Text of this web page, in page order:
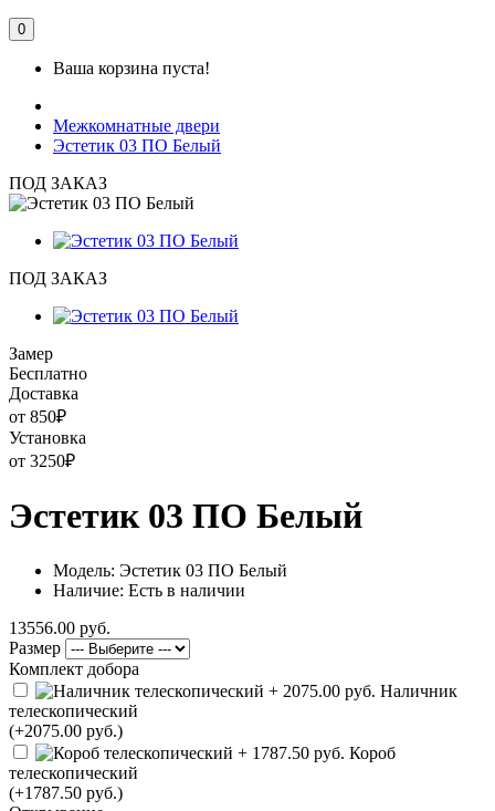
0
Ваша корзина пуста!
Межкомнатные двери
Эстетик 03 ПО Белый
ПОД ЗАКАЗ
ПОД ЗАКАЗ
Замер
Бесплатно
Доставка
от 850₽
Установка
от 3250₽
Эстетик 03 ПО Белый
Модель: Эстетик 03 ПО Белый
Наличие: Есть в наличии
13556.00 руб.
Размер
Комплект добора
Наличник
телескопический
(+2075.00 руб.)
Короб
телескопический
(+1787.50 руб.)